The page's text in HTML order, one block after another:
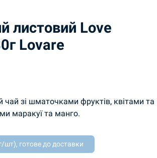
листовий Love
Lovare
зі шматочками фруктів, квітами та
маракуї та манго.
шт), готове до доставки